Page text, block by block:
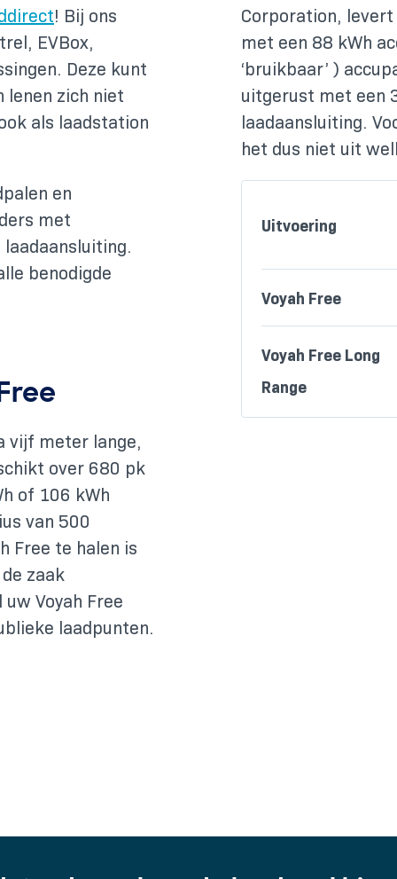
! Bij ons
EVBox,
Deze kunt
lenen zich niet
als laadstation
en
met
laadaansluiting.
benodigde
vijf meter lange,
over 680 pk
of 106 kWh
van 500
Free te halen is
zaak
Voyah Free
laadpunten.
Corporation,
met een 88 kWh
‘bruikbaar’ )
uitgerust met een
laadaansluiting.
het dus niet uit
Uitvoering
Voyah Free
Voyah Free Long
Range